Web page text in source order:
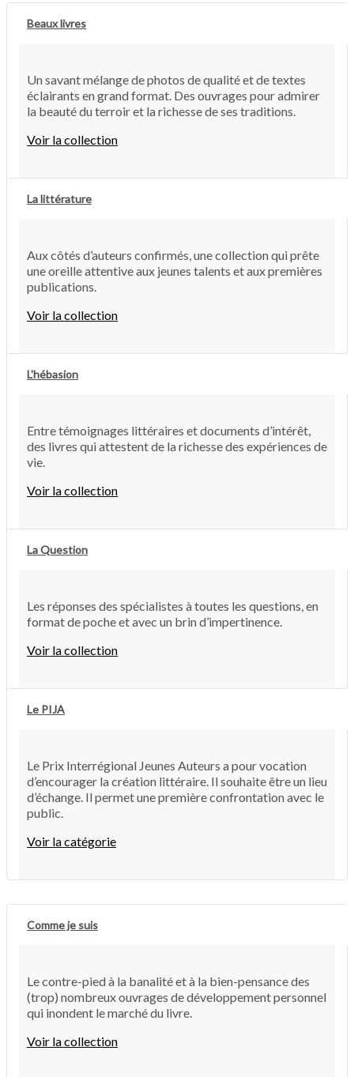
Beaux livres
Un savant mélange de photos de qualité et de textes
éclairants en grand format. Des ouvrages pour admirer
la beauté du terroir et la richesse de ses traditions.
Voir la collection
La littérature
Aux côtés d’auteurs confirmés, une collection qui prête
une oreille attentive aux jeunes talents et aux premières
publications.
Voir la collection
L'hébasion
Entre témoignages littéraires et documents d’intérêt,
des livres qui attestent de la richesse des expériences de
vie.
Voir la collection
La Question
Les réponses des spécialistes à toutes les questions, en
format de poche et avec un brin d’impertinence.
Voir la collection
Le PIJA
Le Prix Interrégional Jeunes Auteurs a pour vocation
d’encourager la création littéraire. Il souhaite être un lieu
d’échange. Il permet une première confrontation avec le
public.
Voir la catégorie
Comme je suis
Le contre-pied à la banalité et à la bien-pensance des
(trop) nombreux ouvrages de développement personnel
qui inondent le marché du livre.
Voir la collection